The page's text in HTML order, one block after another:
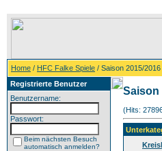
Home / HFC Falke Spiele / Saison 2015/2016
Registrierte Benutzer
Benutzername:
Passwort:
Beim nächsten Besuch
automatisch anmelden?
Saison
(Hits: